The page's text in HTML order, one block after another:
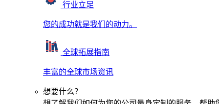
行业立足
您的成功就是我们的动力。
全球拓展指南
丰富的全球市场资讯
想要什么？